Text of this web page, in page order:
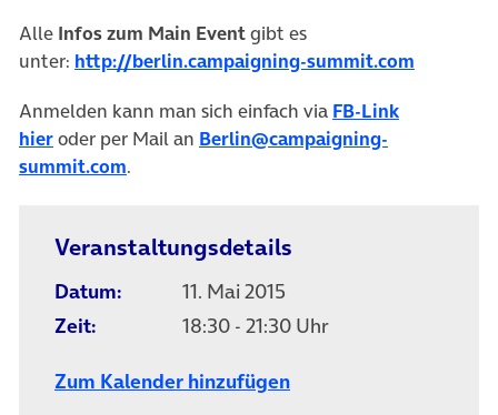
Alle Infos zum Main Eventgibt es
unter: http://berlin.campaigning-summit.com
Anmelden kann man sich einfach via FB-Link
hieroder per Mail an Berlin@campaigning-
summit.com.
Veranstaltungsdetails
Datum:
11. Mai 2015
Zeit:
18:30 - 21:30 Uhr
Zum Kalender hinzufügen